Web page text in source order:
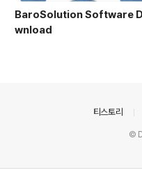
BaroSolution Software
wnload
티스토리
©